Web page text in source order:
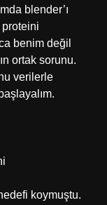
blender’ı
proteini
benim değil
ortak sorunu.
verilerle
koymuştu.